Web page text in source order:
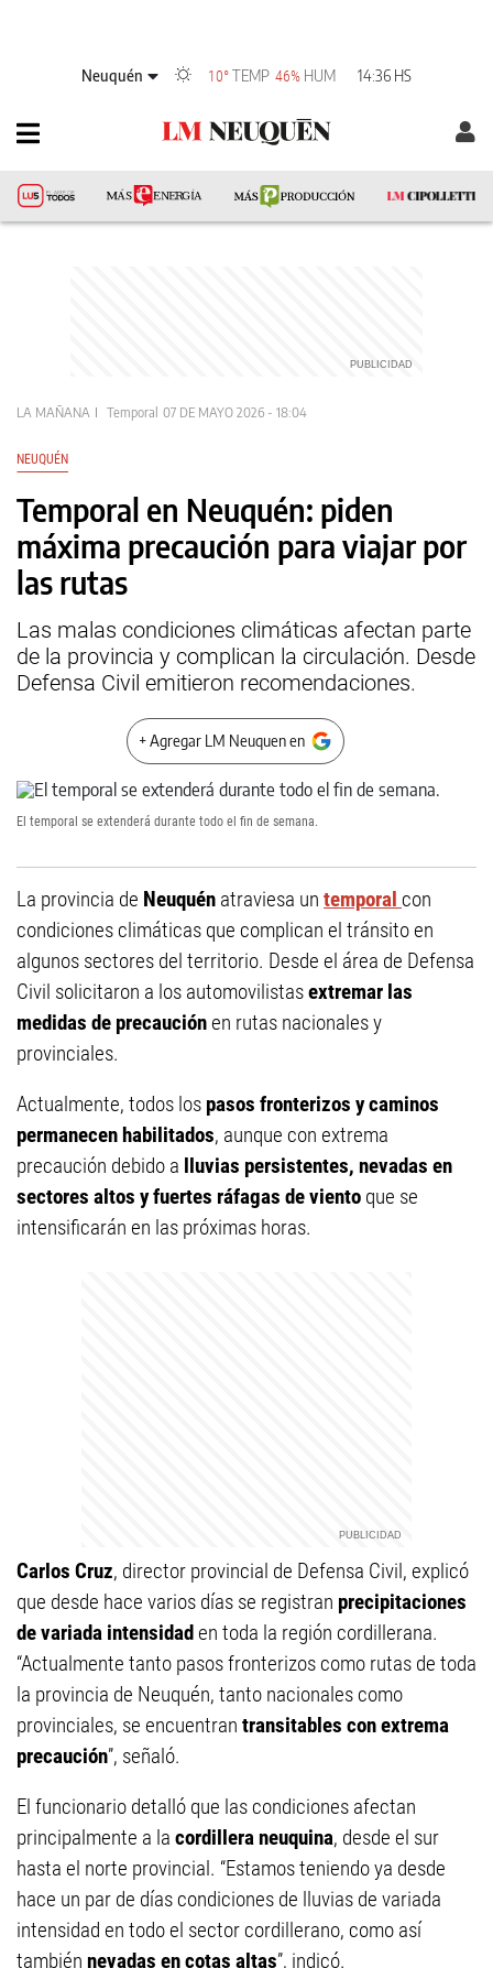
Neuquén 10°TEMP 46% HUM 14:36 HS
LA MAÑANA Temporal 07 DE MAYO 2026 - 18:04
NEUQUÉN
Temporal en Neuquén: piden
máxima precaución para viajar por
las rutas
Las malas condiciones climáticas afectan parte
de la provincia y complican la circulación. Desde
Defensa Civil emitieron recomendaciones.
+ Agregar LM Neuquen en
El temporal se extenderá durante todo el fin de semana.
La provincia de Neuquén atraviesa un temporal con
condiciones climáticas que complican el tránsito en
algunos sectores del territorio. Desde el área de Defensa
Civil solicitaron a los automovilistasextremar las
medidas de precauciónen rutas nacionales y
provinciales.
Actualmente, todos los pasos fronterizos y caminos
permanecen habilitados, aunque con extrema
precaución debido a lluvias persistentes, nevadas en
sectores altos y fuertes ráfagas de viento que se
intensificarán en las próximas horas.
Carlos Cruz, director provincial de Defensa Civil, explicó
que desde hace varios días se registran precipitaciones
de variada intensidaden toda la región cordillerana.
“Actualmente tanto pasos fronterizos como rutas de toda
la provincia de Neuquén, tanto nacionales como
provinciales, se encuentran transitables con extrema
precaución”, señaló.
El funcionario detalló que las condiciones afectan
principalmente a la cordillera neuquina, desde el sur
hasta el norte provincial. “Estamos teniendo ya desde
hace un par de días condiciones de lluvias de variada
intensidad en todo el sector cordillerano, como así
también nevadas en cotas altas”, indicó.